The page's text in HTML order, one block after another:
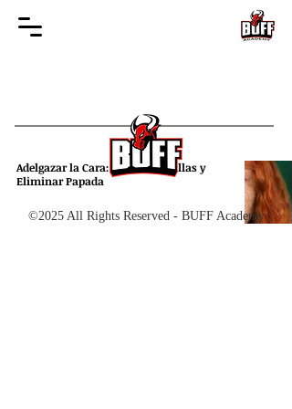
Adelgazar la Cara: Reducir Mejillas y
Eliminar Papada
©2025 All Rights Reserved - BUFF Academy